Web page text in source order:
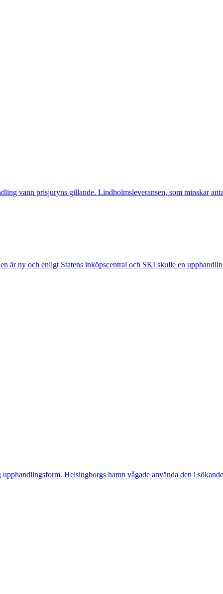
vann prisjuryns gillande. Lindholmsleveransen, som minskar
är ny och enligt Statens inköpscentral och SKI skulle en
Helsingborgs hamn vågade använda den i